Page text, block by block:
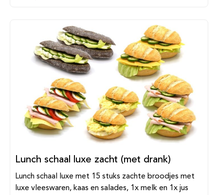
Lunch schaal luxe zacht (met drank)
Lunch schaal luxe met 15 stuks zachte broodjes met
luxe vleeswaren, kaas en salades, 1x melk en 1x jus